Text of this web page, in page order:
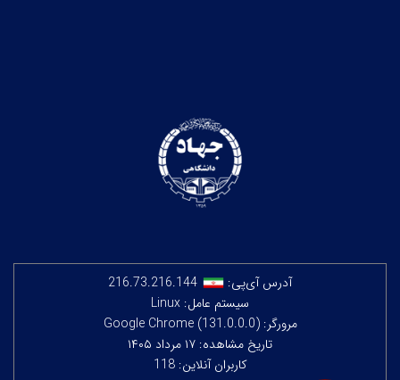
آدرس آی‌پی:
216.73.216.144
سیستم عامل: Linux
مرورگر: Google Chrome (131.0.0.0)
تاریخ مشاهده: ۱۷ مرداد ۱۴۰۵
کاربران آنلاین: 118